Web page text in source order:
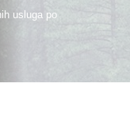
usluga po